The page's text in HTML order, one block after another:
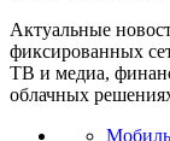
Актуальные
фиксированных
ТВ и медиа,
облачных